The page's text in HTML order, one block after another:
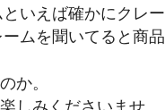
といえば確かにクレ
ームを聞いてると商
か。
しみくださいませ。